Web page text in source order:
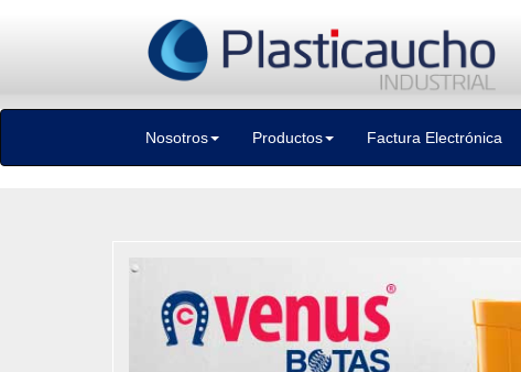
Nosotros Productos Factura Electrónica